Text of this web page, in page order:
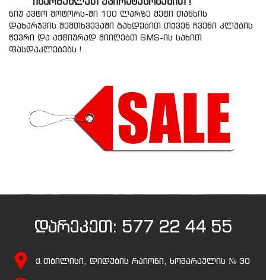
ნიუ ავტო მოტორს-ში 100 ლარზე მეტი თანხის
დახარჯვის შემთხვევაში გახდებით თქვენ ჩვენი კლუბის
წევრი და აქტიურად მიიღებთ SMS-ის სახით
ფასდაკლებებს !
დარეკეთ: 577 22 44 55
ქ.თბილისი, დიდუბის რაიონი, ხოშარაულის № 30